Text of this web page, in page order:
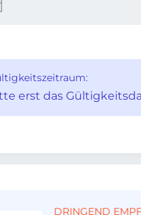
erst das
DRINGEND